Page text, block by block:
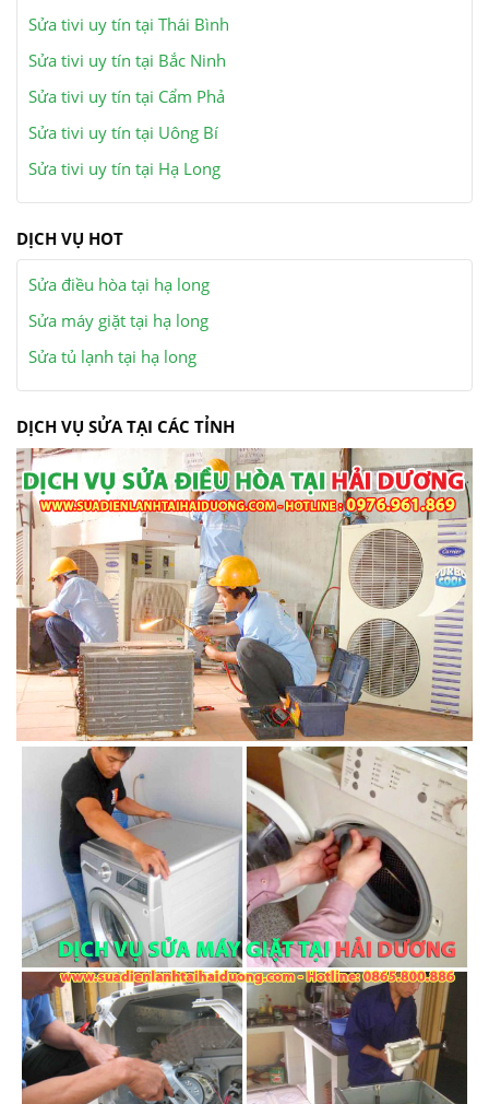
Sửa tivi uy tín tại Thái Bình
Sửa tivi uy tín tại Bắc Ninh
Sửa tivi uy tín tại Cẩm Phả
Sửa tivi uy tín tại Uông Bí
Sửa tivi uy tín tại Hạ Long
DỊCH VỤ HOT
Sửa điều hòa tại hạ long
Sửa máy giặt tại hạ long
Sửa tủ lạnh tại hạ long
DỊCH VỤ SỬA TẠI CÁC TỈNH